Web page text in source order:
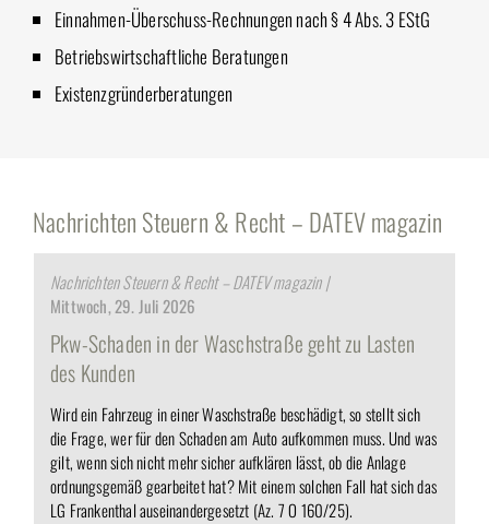
Einnahmen-Überschuss-Rechnungen nach § 4 Abs. 3 EStG
Betriebswirtschaftliche Beratungen
Existenzgründerberatungen
Nachrichten Steuern & Recht – DATEV magazin
Nachrichten Steuern & Recht – DATEV magazin |
Mittwoch, 29. Juli 2026
Pkw-Schaden in der Waschstraße geht zu Lasten
des Kunden
Wird ein Fahrzeug in einer Waschstraße beschädigt, so stellt sich
die Frage, wer für den Schaden am Auto aufkommen muss. Und was
gilt, wenn sich nicht mehr sicher aufklären lässt, ob die Anlage
ordnungsgemäß gearbeitet hat? Mit einem solchen Fall hat sich das
LG Frankenthal auseinandergesetzt (Az. 7 O 160/25).